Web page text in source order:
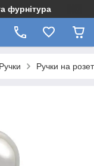
фурнітура
Ручки Ручки на